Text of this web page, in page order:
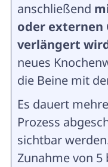
anschließend
oder externen
verlängert
neues
die Beine mit
Es dauert
Prozess
sichtbar
Zunahme von 5